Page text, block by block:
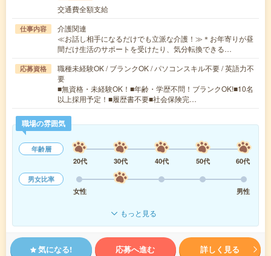
交通費全額支給
仕事内容
介護関連
≪お話し相手になるだけでも立派な介護！≫＊お年寄りが昼
間だけ生活のサポートを受けたり、気分転換できる…
応募資格
職種未経験OK / ブランクOK / パソコンスキル不要 / 英語力不
要
■無資格・未経験OK！■年齢・学歴不問！ブランクOK!■10名
以上採用予定！■履歴書不要■社会保険完…
職場の雰囲気
年齢層
20代
30代 40代 50代
60代
男女比率
女性
男性
もっと見る
気になる! 応募へ進む 詳しく見る